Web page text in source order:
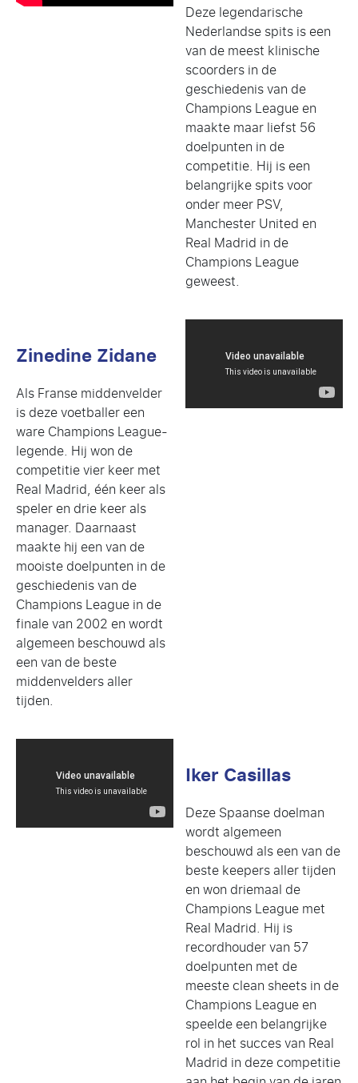
Deze legendarische
Nederlandse spits is een
van de meest klinische
scoorders in de
geschiedenis van de
Champions League en
maakte maar liefst 56
doelpunten in de
competitie. Hij is een
belangrijke spits voor
onder meer PSV,
Manchester United en
Real Madrid in de
Champions League
geweest.
Zinedine Zidane
Als Franse middenvelder
is deze voetballer een
ware Champions League-
legende. Hij won de
competitie vier keer met
Real Madrid, één keer als
speler en drie keer als
manager. Daarnaast
maakte hij een van de
mooiste doelpunten in de
geschiedenis van de
Champions League in de
finale van 2002 en wordt
algemeen beschouwd als
een van de beste
middenvelders aller
tijden.
Iker Casillas
Deze Spaanse doelman
wordt algemeen
beschouwd als een van de
beste keepers aller tijden
en won driemaal de
Champions League met
Real Madrid. Hij is
recordhouder van 57
doelpunten met de
meeste clean sheets in de
Champions League en
speelde een belangrijke
rol in het succes van Real
Madrid in deze competitie